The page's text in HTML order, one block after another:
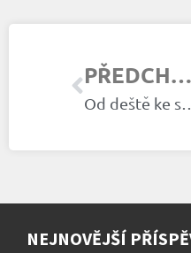
PŘEDCHOZÍ ČLÁNEK
NEJNOVĚJŠÍ